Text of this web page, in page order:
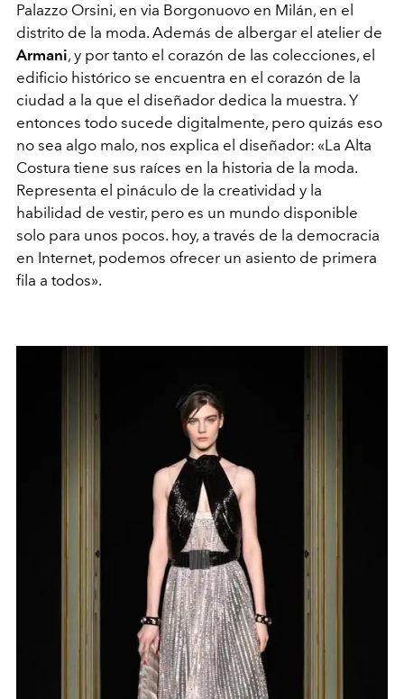
Palazzo Orsini, en via Borgonuovo en Milán, en el
distrito de la moda. Además de albergar el atelier de
Armani, y por tanto el corazón de las colecciones, el
edificio histórico se encuentra en el corazón de la
ciudad a la que el diseñador dedica la muestra. Y
entonces todo sucede digitalmente, pero quizás eso
no sea algo malo, nos explica el diseñador: «La Alta
Costura tiene sus raíces en la historia de la moda.
Representa el pináculo de la creatividad y la
habilidad de vestir, pero es un mundo disponible
solo para unos pocos. hoy, a través de la democracia
en Internet, podemos ofrecer un asiento de primera
fila a todos».